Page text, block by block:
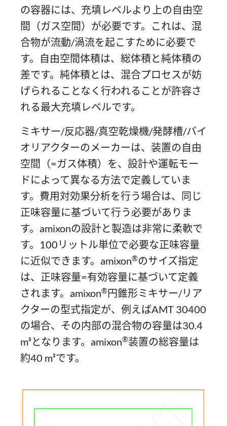
の容器には、充填レベルより上の自由空
間（ガス空間）が必要です。これは、混
合物が流動/渦流を起こすために必要で
す。自由空間体積は、総体積と純体積の
差です。純体積とは、混合プロセスが妨
げられることなく行われることが許容さ
れる最大充填レベルです。
ミキサー/反応器/真空乾燥機/発酵槽/バイ
オリアクターのメーカーは、装置の自由
空間（=ガス体積）を、設計や運転モー
ドによって異なる方法で定義していま
す。費用対効果分析を行う場合は、同じ
正味容量に基づいて行う必要がありま
す。amixonの設計と製造は非常に柔軟で
す。100リットル単位で必要な正味容量
に近似できます。amixon®のサイズ指定
は、正味容量=有効容量に基づいて定義
されます。amixon®円錐形ミキサー/リア
クターの型式指定が、例えばAMT 30400
の場合、その内部の混合物の容量は30.4
m³となります。amixon®装置の総容量は
約40 m³です。